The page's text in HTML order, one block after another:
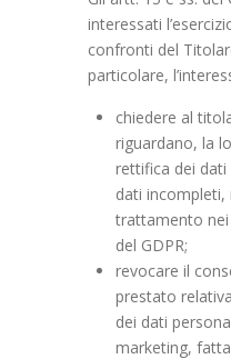
interessati
confronti del
particolare,
chiedere al
riguardano, la
rettifica dei dati
dati incompleti,
trattamento nei
del GDPR;
revocare il
prestato
dei dati
marketing,